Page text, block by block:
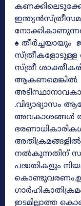
♠ തീർച്ചയായും
സ്ത്രീകളോടുള്ള
സ്ത്രീ
ആകണമെങ്കിൽ
.വിദ്യാഭ്യാസം
അവകാശങ്ങൾ
നൽകുന്നതിന്
പദ്ധതികളും
ഇടമില്ലാത്ത